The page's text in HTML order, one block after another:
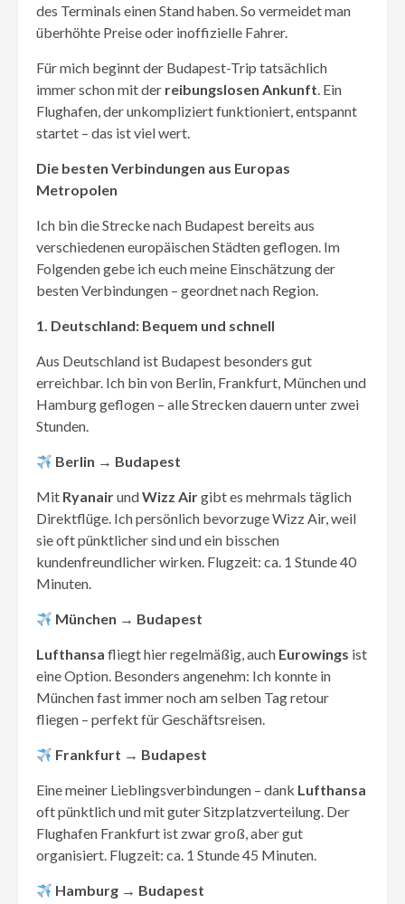
des Terminals einen Stand haben. So vermeidet man
überhöhte Preise oder inoffizielle Fahrer.
Für mich beginnt der Budapest-Trip tatsächlich
immer schon mit der reibungslosen Ankunft. Ein
Flughafen, der unkompliziert funktioniert, entspannt
startet – das ist viel wert.
Die besten Verbindungen aus Europas
Metropolen
Ich bin die Strecke nach Budapest bereits aus
verschiedenen europäischen Städten geflogen. Im
Folgenden gebe ich euch meine Einschätzung der
besten Verbindungen – geordnet nach Region.
1. Deutschland: Bequem und schnell
Aus Deutschland ist Budapest besonders gut
erreichbar. Ich bin von Berlin, Frankfurt, München und
Hamburg geflogen – alle Strecken dauern unter zwei
Stunden.
Berlin → Budapest
Mit RyanairundWizz Airgibt es mehrmals täglich
Direktflüge. Ich persönlich bevorzuge Wizz Air, weil
sie oft pünktlicher sind und ein bisschen
kundenfreundlicher wirken. Flugzeit: ca. 1 Stunde 40
Minuten.
München → Budapest
Lufthansa fliegt hier regelmäßig, auch Eurowings ist
eine Option. Besonders angenehm: Ich konnte in
München fast immer noch am selben Tag retour
fliegen – perfekt für Geschäftsreisen.
Frankfurt → Budapest
Eine meiner Lieblingsverbindungen – dank Lufthansa
oft pünktlich und mit guter Sitzplatzverteilung. Der
Flughafen Frankfurt ist zwar groß, aber gut
organisiert. Flugzeit: ca. 1 Stunde 45 Minuten.
Hamburg → Budapest